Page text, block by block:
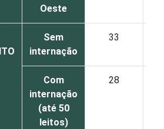
Oeste
Sem
internação
33
Com
internação
(até 50
leitos)
28